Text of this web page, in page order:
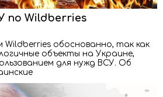
по Wildberries
Wildberries обоснованно, так как
объекты на Украине,
для нужд ВСУ. Об